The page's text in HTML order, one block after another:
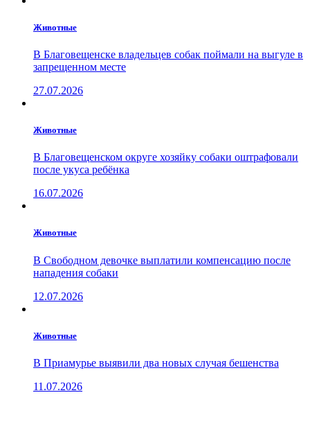
Животные
В Благовещенске владельцев собак поймали на выгуле в
запрещенном месте
27.07.2026
Животные
В Благовещенском округе хозяйку собаки оштрафовали
после укуса ребёнка
16.07.2026
Животные
В Свободном девочке выплатили компенсацию после
нападения собаки
12.07.2026
Животные
В Приамурье выявили два новых случая бешенства
11.07.2026